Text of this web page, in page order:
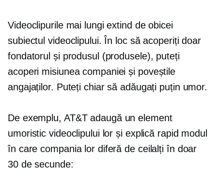
Videoclipurile mai lungi extind de obicei
subiectul videoclipului. În loc să acoperiți doar
fondatorul și produsul (produsele), puteți
acoperi misiunea companiei și poveștile
angajaților. Puteți chiar să adăugați puțin umor.
De exemplu, AT&T adaugă un element
umoristic videoclipului lor și explică rapid modul
în care compania lor diferă de ceilalți în doar
30 de secunde: